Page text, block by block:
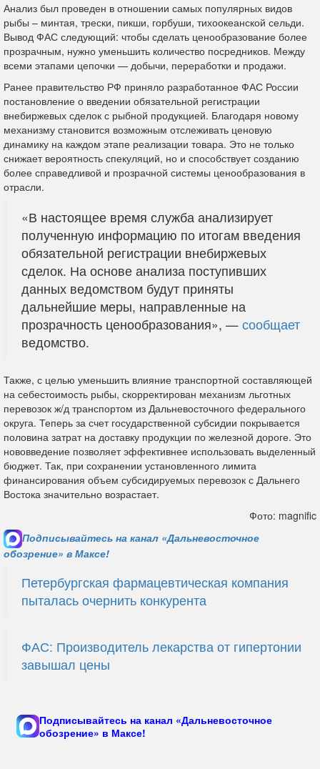
Анализ был проведен в отношении самых популярных видов
рыбы – минтая, трески, пикши, горбуши, тихоокеанской сельди.
Вывод ФАС следующий: чтобы сделать ценообразование более
прозрачным, нужно уменьшить количество посредников. Между
всеми этапами цепочки — добычи, переработки и продажи.
Ранее правительство РФ приняло разработанное ФАС России
постановление о введении обязательной регистрации
внебиржевых сделок с рыбной продукцией. Благодаря новому
механизму становится возможным отслеживать ценовую
динамику на каждом этапе реализации товара. Это не только
снижает вероятность спекуляций, но и способствует созданию
более справедливой и прозрачной системы ценообразования в
отрасли.
«В настоящее время служба анализирует
полученную информацию по итогам введения
обязательной регистрации внебиржевых
сделок. На основе анализа поступивших
данных ведомством будут приняты
дальнейшие меры, направленные на
прозрачность ценообразования», — сообщает
ведомство.
Также, с целью уменьшить влияние транспортной составляющей
на себестоимость рыбы, скорректирован механизм льготных
перевозок ж/д транспортом из Дальневосточного федерального
округа. Теперь за счет государственной субсидии покрывается
половина затрат на доставку продукции по железной дороге. Это
нововведение позволяет эффективнее использовать выделенный
бюджет. Так, при сохранении установленного лимита
финансирования объем субсидируемых перевозок с Дальнего
Востока значительно возрастает.
Фото: magnific
Подписывайтесь на канал «Дальневосточное
обозрение» в Максе!
Петербургская фармацевтическая компания
пыталась очернить конкурента
ФАС: Производитель лекарства от гипертонии
завышал цены
Подписывайтесь на канал «Дальневосточное
обозрение» в Максе!